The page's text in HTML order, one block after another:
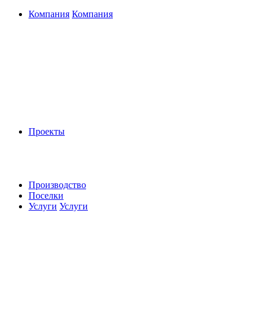
Компания Компания
Проекты
Производство
Поселки
Услуги Услуги